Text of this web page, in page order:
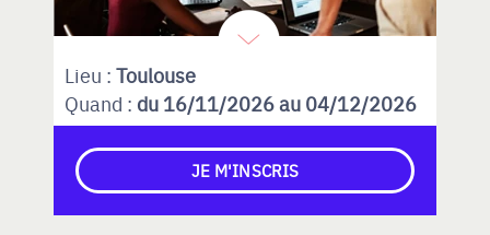
Lieu : Toulouse
Quand : du 16/11/2026 au 04/12/2026
JE M'INSCRIS